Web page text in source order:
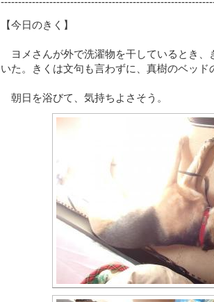
【今日のきく】
ヨメさんが外で洗濯物を干しているとき、
いた。きくは文句も言わずに、真樹のベッド
朝日を浴びて、気持ちよさそう。